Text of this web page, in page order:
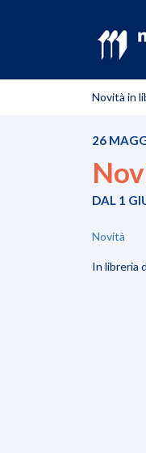
Novità in
26
DAL 1
Novità
In libreria